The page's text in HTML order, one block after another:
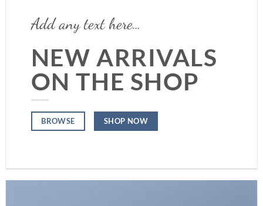
Add any text here…
NEW ARRIVALS
ON THE SHOP
BROWSE SHOP NOW